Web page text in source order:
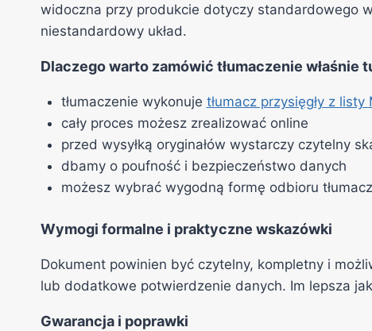
widoczna przy produkcie dotyczy standardowego
niestandardowy układ.
Dlaczego warto zamówić tłumaczenie właśnie
tłumaczenie wykonuje tłumacz przysięgły z
cały proces możesz zrealizować online
przed wysyłką oryginałów wystarczy czytelny
dbamy o poufność i bezpieczeństwo danych
możesz wybrać wygodną formę odbioru
Wymogi formalne i praktyczne wskazówki
Dokument powinien być czytelny, kompletny i
lub dodatkowe potwierdzenie danych. Im lepsza
Gwarancja i poprawki